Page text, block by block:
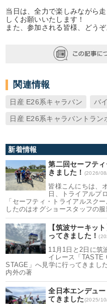
当日は、全力で楽しみながら
しくお願いいたします！
また、参加される皆様、どう
関連情報
日産 E26系キャラバン バ
日産 E26系キャラバントラン
新着情報
第二回セーフテ
きました！ (2026/
皆様こんにちは、
日、トライアルプ
「セーフティ・トライアルスク
したのはオグショースタッフの服
【筑波サーキッ
ってきました！
11月1日と2日に筑
イレース「TASTE
STAGE」へ見学に行ってきまし
内外の著
全日本エンデュ
てきました(2025/